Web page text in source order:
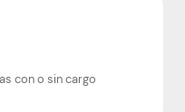
con o sin cargo